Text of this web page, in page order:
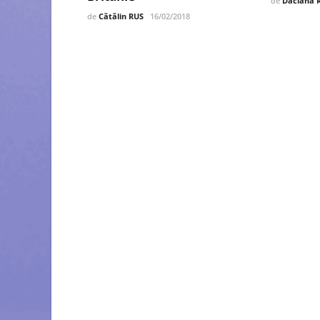
de Cătălin RUS 16/02/2018